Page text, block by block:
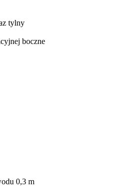
tylny
boczne
0,3 m